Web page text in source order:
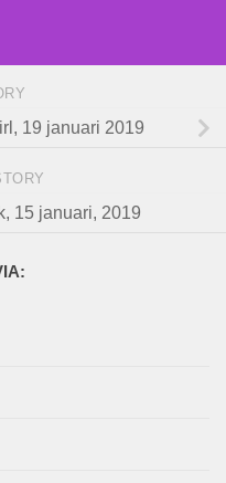
19 januari 2019
15 januari, 2019